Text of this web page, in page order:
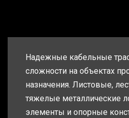
Надежные кабельные
сложности на объектах
назначения. Листовые,
тяжелые металлические
элементы и опорные